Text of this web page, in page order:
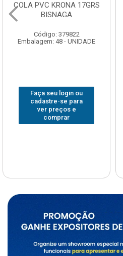
COLA PVC KRONA 17GRS
BISNAGA
Código: 379822
Embalagem: 48 - UNIDADE
Faça seu login ou
cadastre-se para
ver preços e
comprar